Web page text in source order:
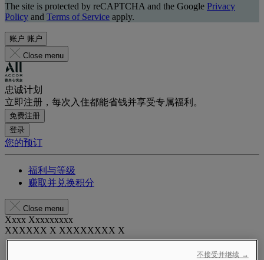
The site is protected by reCAPTCHA and the Google Privacy
Policy and Terms of Service apply.
账户 账户
Close menu
忠诚计划
立即注册，每次入住都能省钱并享受专属福利。
免费注册
登录
您的预订
福利与等级
赚取并兑换积分
Close menu
Xxxx Xxxxxxxxx
XXXXXX X XXXXXXXX X
不接受并继续 →